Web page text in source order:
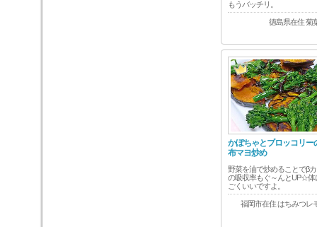
もうバッチリ。
徳島県在住 菊
かぼちゃとブロッコリー
布マヨ炒め
野菜を油で炒めることでβ
の吸収率もぐ～んとUP☆体
ごくいいですよ。
福岡市在住 はちみつレ